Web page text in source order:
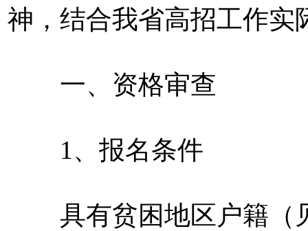
神，结合我省高招工作实
一、资格审查
1、报名条件
具有贫困地区户籍（